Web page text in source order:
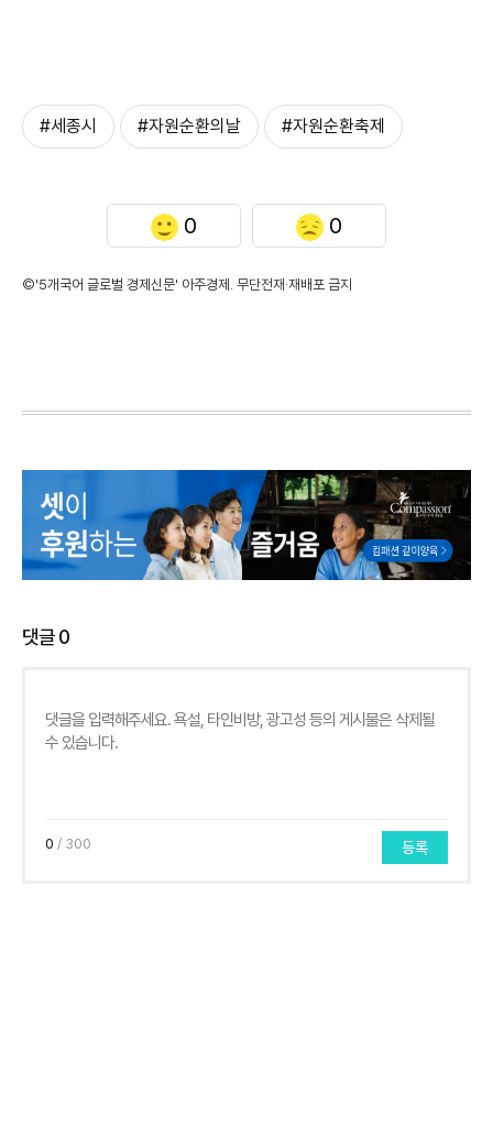
#세종시 #자원순환의날 #자원순환축제
0 0
©'5개국어 글로벌 경제신문' 아주경제. 무단전재·재배포 금지
댓글0
0 / 300 등록